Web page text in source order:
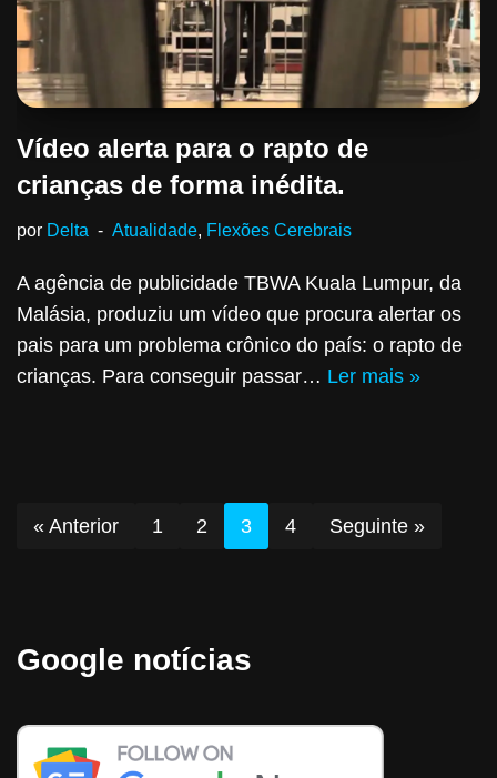
Vídeo alerta para o rapto de
crianças de forma inédita.
por Delta Atualidade, Flexões Cerebrais
A agência de publicidade TBWA Kuala Lumpur, da
Malásia, produziu um vídeo que procura alertar os
pais para um problema crônico do país: o rapto de
crianças. Para conseguir passar… Ler mais »
« Anterior 1 2 3 4 Seguinte »
Google notícias